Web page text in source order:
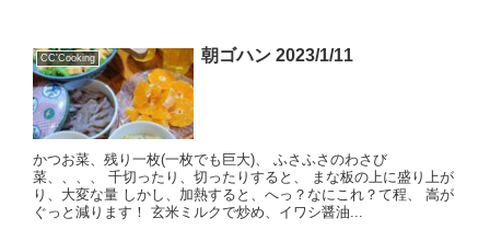
CC'Cooking 朝ゴハン 2023/1/11
かつお菜、残り一枚(一枚でも巨大)、 ふさふさのわさび
菜、、、、 千切ったり、切ったりすると、 まな板の上に盛り上が
り、大変な量 しかし、加熱すると、へっ？なにこれ？て程、 嵩が
ぐっと減ります！ 玄米ミルクで炒め、イワシ醤油...